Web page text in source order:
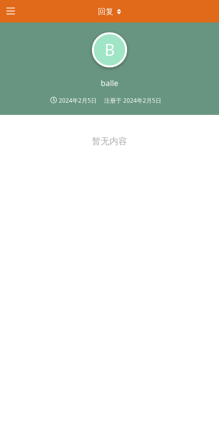
B
balle
2024年2月5日 注册于2024年2月5日
回复
暂无内容